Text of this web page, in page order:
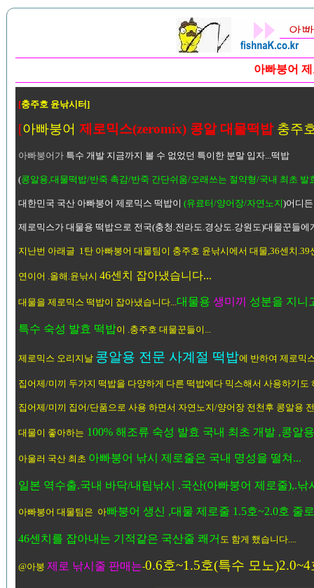
아빠붕어
[충주호 윤낚시터]
[아빠붕어 제로믹스(zeromix) 콩알 대물떡밥충주
아빠붕어가 특수 개발 지금까지 볼 수 없었던 특이한 분말 입자...떡밥
(콩알용,대물떡밥/반죽 촉감/반죽 간단쉬움/오래쓰는 절약형/국내 최초 발
대한민국 국산 아빠붕어 제로믹스 떡밥이 (유료터/양어장/자연노지)어디
제로믹스가 대물용 떡밥으로 전국(충청.전라도.경상도.강원도)대물꾼들
지난번 아래글 1탄 아빠붕어 대물팀이 충주호 윤낚시에서 대물,36센치.39
연이어 .올해.윤낚시 46센치 잡아냈습니다...
대물을 제로믹스 떡밥이 잡아냈습니다...대물용 생미끼 성분을 지니
특수 숙성 발효 떡밥이 .충주호 대물꾼들이...
제로믹스 오리지날 콩알용 전문 사계절 떡밥에 반하여 제로믹
집어제/미끼 두가지 떡밥을 다양하게 다른 떡밥에다 믹스해서 사용하기도
집어제/미끼 집어/단품으로 사용 하면서 자연노지/양어장 전천후 콩알용
대물이 좋아하는 100% 해조류 숙성 발효 국내 최초 개발 ,콩알
아울러 국산 최초 아빠붕어 낚시 제로줄은 국내 명성을 떨쳐...
일본 역수출.국내 바닥/내림낚시 .국산(아빠붕어 제로줄),.낚
아빠붕어 대물팀은 아빠붕어 생신 ,대물 제로줄 1.5호~2.0호 줄
46센치를 잡아내는 기적같은 국산줄 쾌거 도 함게 했습니다....
@아붕 제로 낚시줄 판매는-0.6호~1.5호(특수 모노